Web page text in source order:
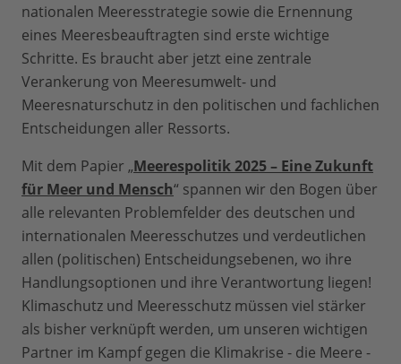
nationalen Meeresstrategie sowie die Ernennung
eines Meeresbeauftragten sind erste wichtige
Schritte. Es braucht aber jetzt eine zentrale
Verankerung von Meeresumwelt- und
Meeresnaturschutz in den politischen und fachlichen
Entscheidungen aller Ressorts.
Mit dem Papier „Meerespolitik 2025 – Eine Zukunft
für Meer und Mensch“ spannen wir den Bogen über
alle relevanten Problemfelder des deutschen und
internationalen Meeresschutzes und verdeutlichen
allen (politischen) Entscheidungsebenen, wo ihre
Handlungsoptionen und ihre Verantwortung liegen!
Klimaschutz und Meeresschutz müssen viel stärker
als bisher verknüpft werden, um unseren wichtigen
Partner im Kampf gegen die Klimakrise - die Meere -